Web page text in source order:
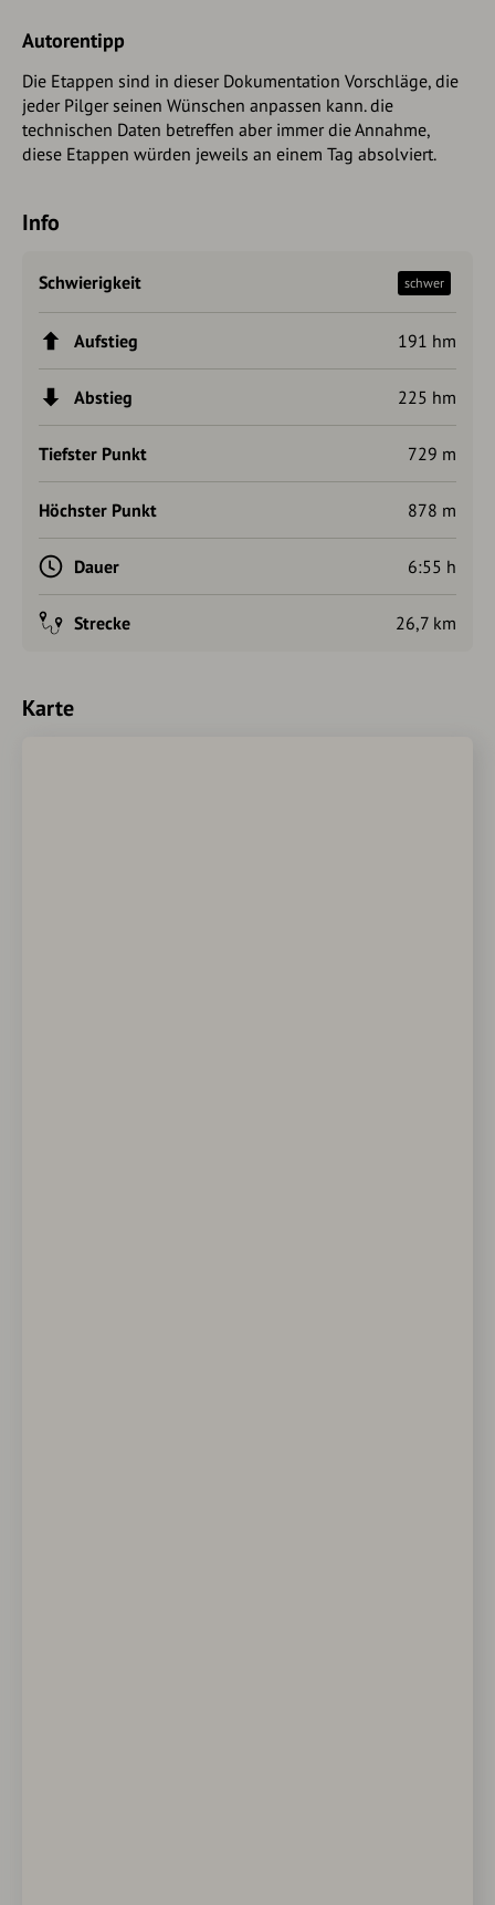
Autorentipp
Die Etappen sind in dieser Dokumentation Vorschläge, die
jeder Pilger seinen Wünschen anpassen kann. die
technischen Daten betreffen aber immer die Annahme,
diese Etappen würden jeweils an einem Tag absolviert.
Info
Schwierigkeit schwer
Aufstieg 191 hm
Abstieg 225 hm
Tiefster Punkt 729 m
Höchster Punkt 878 m
Dauer 6:55 h
Strecke 26,7 km
Karte